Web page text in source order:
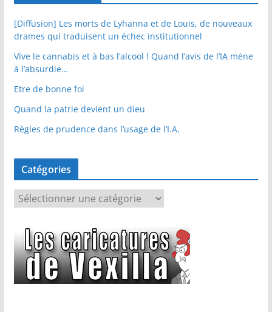
[Diffusion] Les morts de Lyhanna et de Louis, de nouveaux
drames qui traduisent un échec institutionnel
Vive le cannabis et à bas l’alcool ! Quand l’avis de l’IA mène
à l’absurdie…
Etre de bonne foi
Quand la patrie devient un dieu
Règles de prudence dans l’usage de l’I.A.
Catégories
a
é
g
o
r